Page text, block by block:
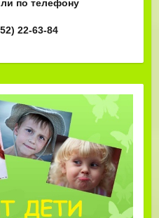
по телефону
22-63-84